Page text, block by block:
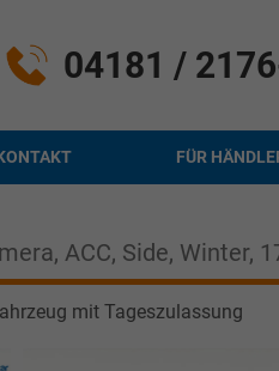
04181 /
FÜR
KONTAKT
ACC, Side, Winter,
mit Tageszulassung